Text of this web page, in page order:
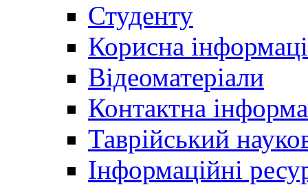
Студенту
Корисна
Відеоматеріали
Контактна
Таврійський
Інформаційні